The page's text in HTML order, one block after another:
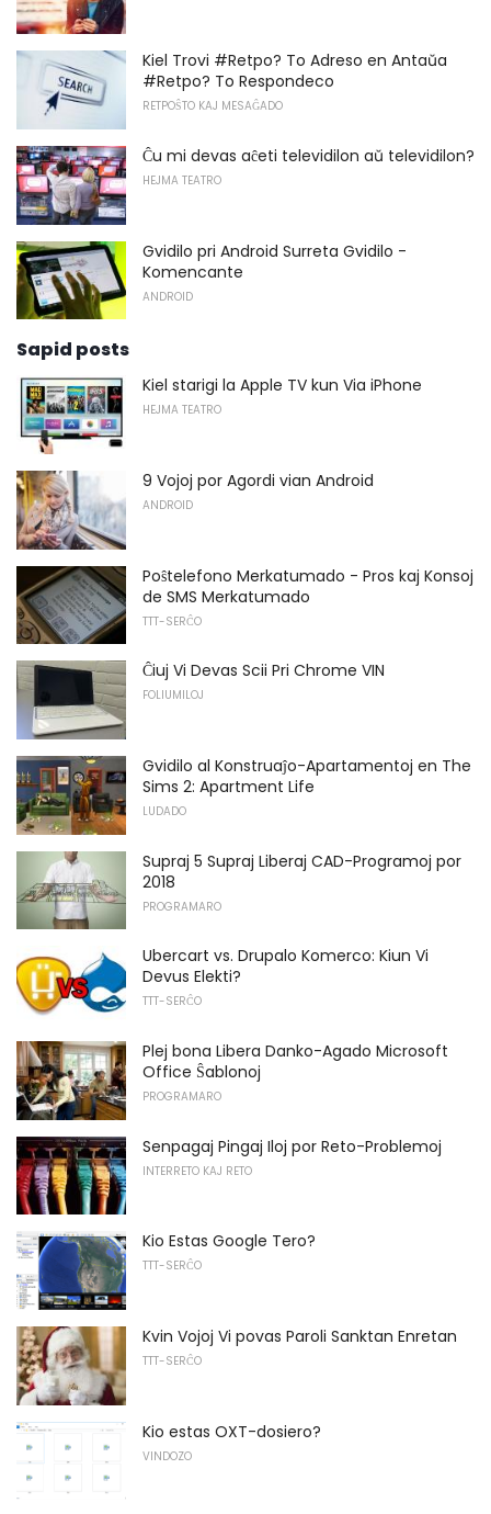
Kiel Trovi #Retpo? To Adreso en Antaŭa
#Retpo? To Respondeco
RETPOŜTO KAJ MESAĜADO
Ĉu mi devas aĉeti televidilon aŭ televidilon?
HEJMA TEATRO
Gvidilo pri Android Surreta Gvidilo -
Komencante
ANDROID
Sapid posts
Kiel starigi la Apple TV kun Via iPhone
HEJMA TEATRO
9 Vojoj por Agordi vian Android
ANDROID
Poŝtelefono Merkatumado - Pros kaj Konsoj
de SMS Merkatumado
TTT-SERĈO
Ĉiuj Vi Devas Scii Pri Chrome VIN
FOLIUMILOJ
Gvidilo al Konstruaĵo-Apartamentoj en The
Sims 2: Apartment Life
LUDADO
Supraj 5 Supraj Liberaj CAD-Programoj por
2018
PROGRAMARO
Ubercart vs. Drupalo Komerco: Kiun Vi
Devus Elekti?
TTT-SERĈO
Plej bona Libera Danko-Agado Microsoft
Office Ŝablonoj
PROGRAMARO
Senpagaj Pingaj Iloj por Reto-Problemoj
INTERRETO KAJ RETO
Kio Estas Google Tero?
TTT-SERĈO
Kvin Vojoj Vi povas Paroli Sanktan Enretan
TTT-SERĈO
Kio estas OXT-dosiero?
VINDOZO